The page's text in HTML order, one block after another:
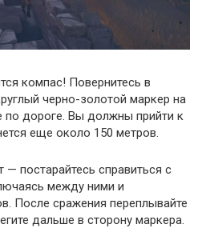
компас! Повернитесь в
черно-золотой маркер на
по дороге. Вы должны прийти к
еще около 150 метров.
— постарайтесь справиться с
между ними и
После сражения переплывайте
дальше в сторону маркера.